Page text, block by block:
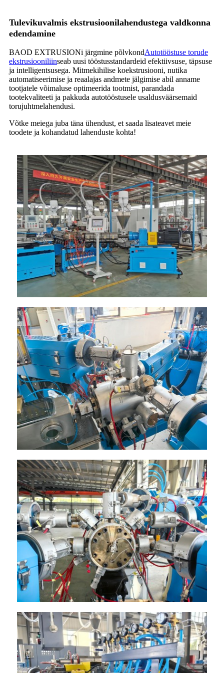
Tulevikuvalmis ekstrusioonilahendustega valdkonna
edendamine
BAOD EXTRUSIONi järgmine põlvkondAutotööstuse torude
ekstrusiooniliinseab uusi tööstusstandardeid efektiivsuse, täpsuse
ja intelligentsusega. Mitmekihilise koekstrusiooni, nutika
automatiseerimise ja reaalajas andmete jälgimise abil anname
tootjatele võimaluse optimeerida tootmist, parandada
tootekvaliteeti ja pakkuda autotööstusele usaldusväärsemaid
torujuhtmelahendusi.
Võtke meiega juba täna ühendust, et saada lisateavet meie
toodete ja kohandatud lahenduste kohta!